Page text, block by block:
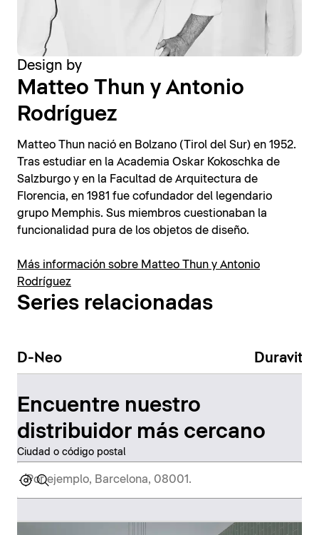
Design by
Matteo Thun y Antonio
Rodríguez
Matteo Thun nació en Bolzano (Tirol del Sur) en 1952.
Tras estudiar en la Academia Oskar Kokoschka de
Salzburgo y en la Facultad de Arquitectura de
Florencia, en 1981 fue cofundador del legendario
grupo Memphis. Sus miembros cuestionaban la
funcionalidad pura de los objetos de diseño.
Más información sobre Matteo Thun y Antonio
Rodríguez
Series relacionadas
D-Neo Duravit
Encuentre nuestro
distribuidor más cercano
Ciudad o código postal